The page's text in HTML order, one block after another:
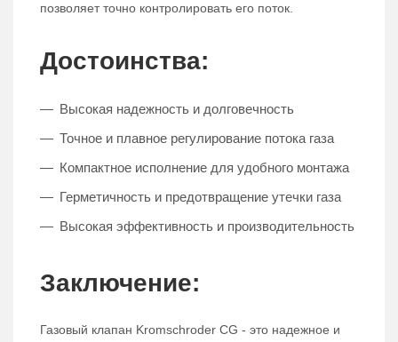
позволяет точно контролировать его поток.
Достоинства:
Высокая надежность и долговечность
Точное и плавное регулирование потока газа
Компактное исполнение для удобного монтажа
Герметичность и предотвращение утечки газа
Высокая эффективность и производительность
Заключение:
Газовый клапан Kromschroder CG - это надежное и